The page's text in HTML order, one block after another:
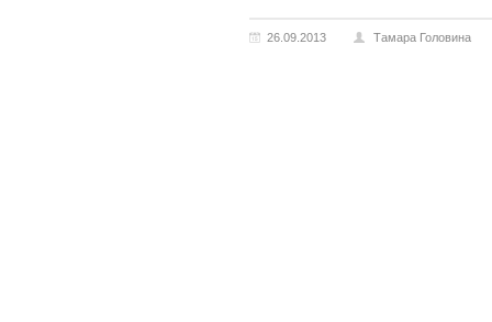
26.09.2013 Тамара Головина